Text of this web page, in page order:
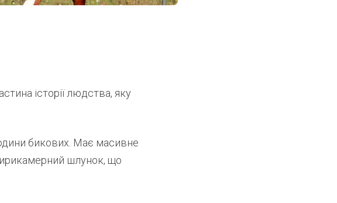
історії людства, яку
бикових. Має масивне
шлунок, що